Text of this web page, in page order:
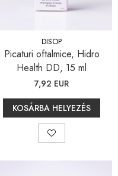
DISOP
Picaturi oftalmice, Hidro
Health DD, 15 ml
7,92 EUR
KOSÁRBA HELYEZÉS